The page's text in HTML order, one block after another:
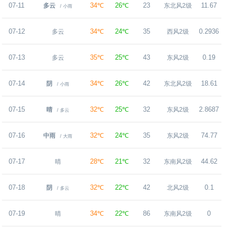
07-11 多云 / 小雨 34℃ 26℃ 23 东北风2级 11.67
07-12 多云 34℃ 24℃ 35 西风2级 0.2936
07-13 多云 35℃ 25℃ 43 东风2级 0.19
07-14 阴 / 小雨 34℃ 26℃ 42 东北风2级 18.61
07-15 晴 / 多云 32℃ 25℃ 32 东风2级 2.8687
07-16 中雨 / 大雨 32℃ 24℃ 35 东风2级 74.77
07-17 晴 28℃ 21℃ 32 东南风2级 44.62
07-18 阴 / 多云 32℃ 22℃ 42 北风2级 0.1
07-19 晴 34℃ 22℃ 86 东南风2级 0